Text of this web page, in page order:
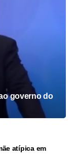
governo do
atípica em